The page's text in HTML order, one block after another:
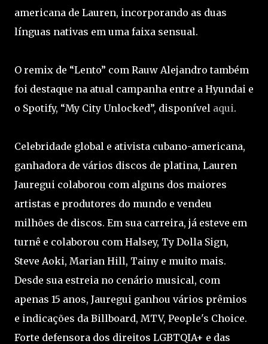
americana de Lauren, incorporando as duas
línguas nativas em uma faixa sensual.
O remix de “Lento” com Rauw Alejandro também
foi destaque na atual campanha entre a Hyundai e
o Spotify, “My City Unlocked”, disponível aqui.
Celebridade global e ativista cubano-americana,
ganhadora de vários discos de platina, Lauren
Jauregui colaborou com alguns dos maiores
artistas e produtores do mundo e vendeu
milhões de discos. Em sua carreira, já esteve em
turnê e colaborou com Halsey, Ty Dolla Sign,
Steve Aoki, Marian Hill, Tainy e muito mais.
Desde sua estreia no cenário musical, com
apenas 15 anos, Jauregui ganhou vários prêmios
e indicações da Billboard, MTV, People's Choice.
Forte defensora dos direitos LGBTQIA+ e das